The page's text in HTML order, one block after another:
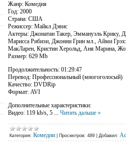
Жанр: Комедия
Год: 2000
Страна: США
Режиссер: Майкл Дэвис
Актеры: Джонатан Такер, Эммануэль Крику,
Марисса Рибизи, Джонни Грин мл., Айми
МакЛарен, Кристин Херольд, Аня Марина,
Размер: 629 Mb
Продолжительность: 01:29:47
Перевод: Профессиональный (многоголосый)
Качество: DVDRip
Формат: AVI
Дополнительные характеристики:
Видео: 119 kb/s, 5 ... Читать дальше »
Категория: Комедии Просмотров: 489 Добавил: